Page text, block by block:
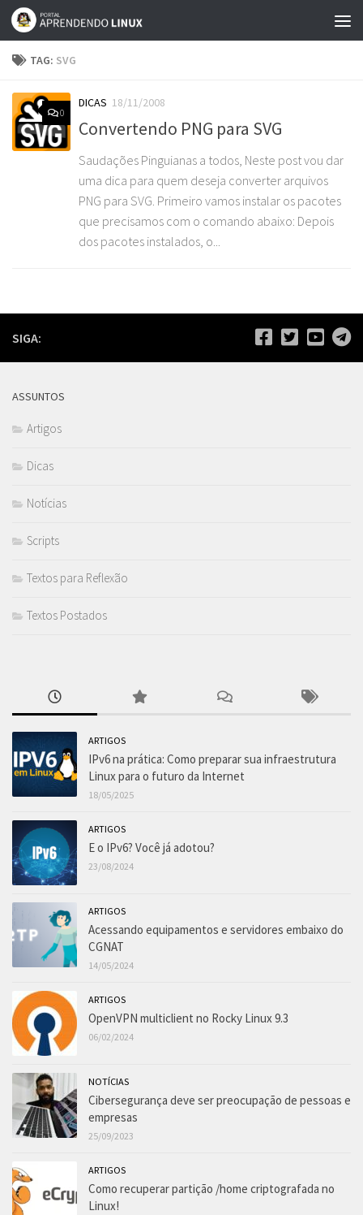
Skip to content
TAG: SVG
0
DICAS 18/11/2008
Convertendo PNG para SVG
Saudações Pinguianas a todos, Neste post vou dar
uma dica para quem deseja converter arquivos
PNG para SVG. Primeiro vamos instalar os pacotes
que precisamos com o comando abaixo: Depois
dos pacotes instalados, o...
SIGA:
ASSUNTOS
Artigos
Dicas
Notícias
Scripts
Textos para Reflexão
Textos Postados
ARTIGOS
IPv6 na prática: Como preparar sua infraestrutura
Linux para o futuro da Internet
18/05/2025
ARTIGOS
E o IPv6? Você já adotou?
23/08/2024
ARTIGOS
Acessando equipamentos e servidores embaixo do
CGNAT
14/05/2024
ARTIGOS
OpenVPN multiclient no Rocky Linux 9.3
06/02/2024
NOTÍCIAS
Cibersegurança deve ser preocupação de pessoas e
empresas
25/09/2023
ARTIGOS
Como recuperar partição /home criptografada no
Linux!